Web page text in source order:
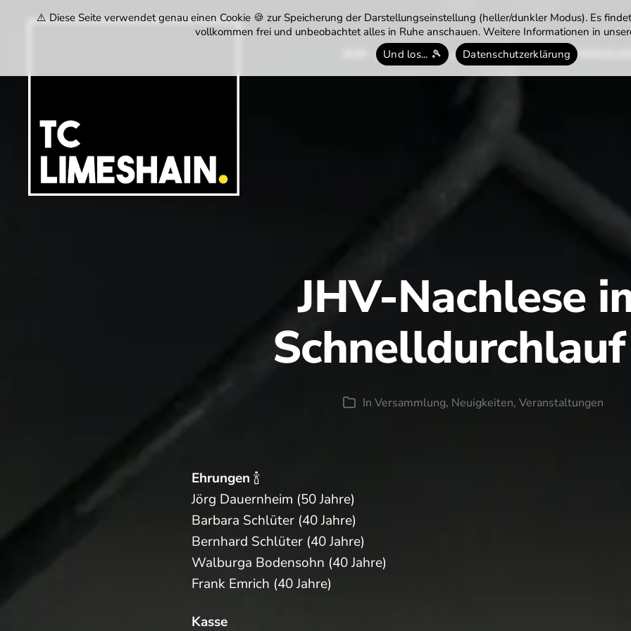
TENNIS TERMINE
JHV-Nachlese
Kategorien
In Versammlung, Neuigkeiten, Veranstaltungen
Ehrungen 🍾
Jörg Dauernheim (50 Jahre)
Barbara Schlüter (40 Jahre)
Bernhard Schlüter (40 Jahre)
Walburga Bodensohn (40 Jahre)
Frank Emrich (40 Jahre)
Kasse
⚠️ Diese Seite verwendet genau einen Cookie 🍪 zur Speicherung der Darstellungseinstellung (heller/dunkler Modus). Es
vollkommen frei und unbeobachtet alles in Ruhe anschauen. Weitere Informationen in
Und los... 🎾
Datenschutzerklärung